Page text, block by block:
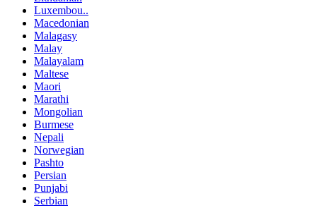
Luxembou..
Macedonian
Malagasy
Malay
Malayalam
Maltese
Maori
Marathi
Mongolian
Burmese
Nepali
Norwegian
Pashto
Persian
Punjabi
Serbian